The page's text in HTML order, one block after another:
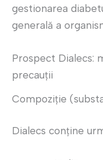
gestionarea
generală a
Prospect Dialecs:
precauții
Compoziție
Dialecs conține